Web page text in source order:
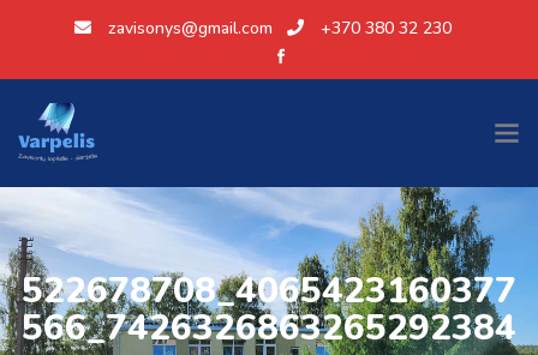
zavisonys@gmail.com +370 380 32 230
522678708_4065423160377
566_7426326863265292384